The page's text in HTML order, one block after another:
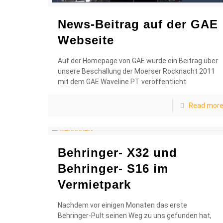
News-Beitrag auf der GAE
Webseite
Auf der Homepage von GAE wurde ein Beitrag über
unsere Beschallung der Moerser Rocknacht 2011
mit dem GAE Waveline PT veröffentlicht.
Read more
Behringer- X32 und
Behringer- S16 im
Vermietpark
Nachdem vor einigen Monaten das erste
Behringer-Pult seinen Weg zu uns gefunden hat,